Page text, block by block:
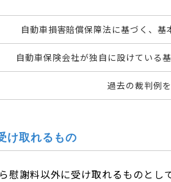
自動車損害賠償保障法に基づく、
自動車保険会社が独自に設けている
過去の裁判例
け取れるもの
慰謝料以外に受け取れるものとし